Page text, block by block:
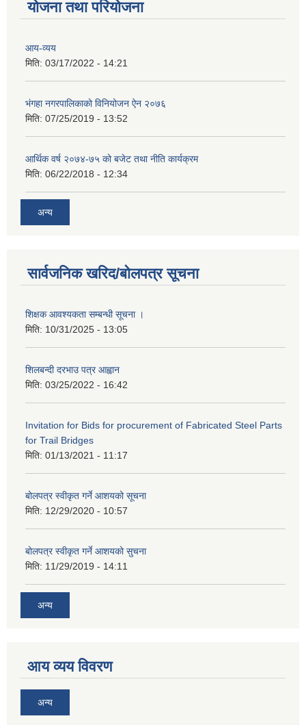
योजना तथा परियोजना
आय-व्यय
मिति: 03/17/2022 - 14:21
भंगहा नगरपालिकाको विनियोजन ऐन २०७६
मिति: 07/25/2019 - 13:52
आर्थिक वर्ष २०७४-७५ को बजेट तथा नीति कार्यक्रम
मिति: 06/22/2018 - 12:34
अन्य
सार्वजनिक खरिद/बोलपत्र सूचना
शिक्षक आवश्यकता सम्बन्धी सूचना ।
मिति: 10/31/2025 - 13:05
शिलबन्दी दरभाउ पत्र आह्वान
मिति: 03/25/2022 - 16:42
Invitation for Bids for procurement of Fabricated Steel Parts
for Trail Bridges
मिति: 01/13/2021 - 11:17
बोलपत्र स्वीकृत गर्ने आशयको सूचना
मिति: 12/29/2020 - 10:57
बोलपत्र स्वीकृत गर्ने आशयको सुचना
मिति: 11/29/2019 - 14:11
अन्य
आय व्यय विवरण
अन्य